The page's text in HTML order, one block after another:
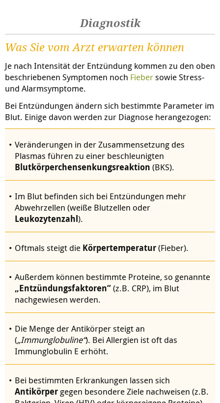
Diagnostik
Was Sie vom Arzt erwarten können
Je nach Intensität der Entzündung kommen zu den oben
beschriebenen Symptomen noch Fiebersowie Stress-
und Alarmsymptome.
Bei Entzündungen ändern sich bestimmte Parameter im
Blut. Einige davon werden zur Diagnose herangezogen:
Veränderungen in der Zusammensetzung des
Plasmas führen zu einer beschleunigten
Blutkörperchensenkungsreaktion (BKS).
Im Blut befinden sich bei Entzündungen mehr
Abwehrzellen (weiße Blutzellen oder
Leukozytenzahl).
Oftmals steigt die Körpertemperatur(Fieber).
Außerdem können bestimmte Proteine, so genannte
„Entzündungsfaktoren“(z.B. CRP), im Blut
nachgewiesen werden.
Die Menge der Antikörper steigt an
(„Immunglobuline“). Bei Allergien ist oft das
Immunglobulin E erhöht.
Bei bestimmten Erkrankungen lassen sich
Antikörper gegen besondere Ziele nachweisen (z.B.